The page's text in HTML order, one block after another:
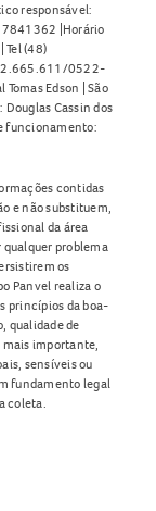
responsável:
7841362 |Horário
Tel (48)
0522-
Edson | São
Cassin dos
funcionamento:
contidas
e não substituem,
da área
problema
os
Panvel realiza o
princípios da boa-
qualidade de
mais importante,
sensíveis ou
fundamento legal
coleta.